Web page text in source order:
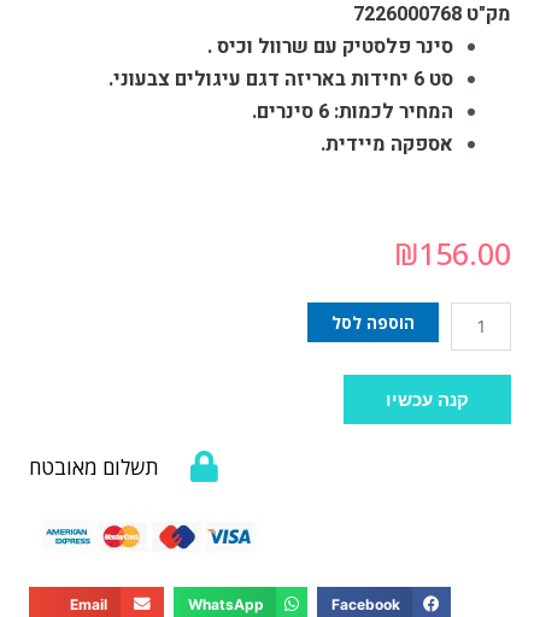
מק"ט 7226000768
סינר פלסטיק עם שרוול וכיס .
סט 6 יחידות באריזה דגם עיגולים צבעוני.
המחיר לכמות: 6 סינרים.
אספקה מיידית.
₪156.00
הוספה לסל
קנה עכשיו
תשלום מאובטח
Facebook
WhatsApp
Email